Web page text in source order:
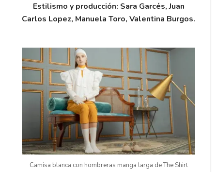
Estilismo y producción: Sara Garcés, Juan
Carlos Lopez, Manuela Toro, Valentina Burgos.
Camisa blanca con hombreras manga larga de The Shirt